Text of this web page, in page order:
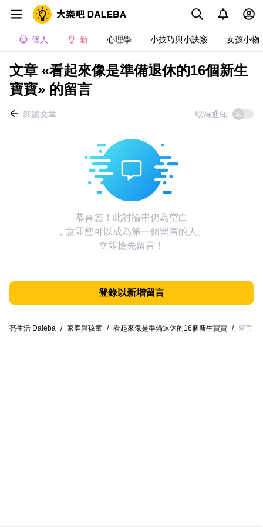
個人 新 心理學 小技巧與小訣竅 女孩小物
文章 «看起來像是準備退休的16個新生
寶寶» 的留言
閱讀文章 取得通知
恭喜您！此討論串仍為空白
，意即您可以成為第一個留言的人。
立即搶先留言！
登錄以新增留言
亮生活 Daleba / 家庭與孩童 / 看起來像是準備退休的16個新生寶寶 / 留言